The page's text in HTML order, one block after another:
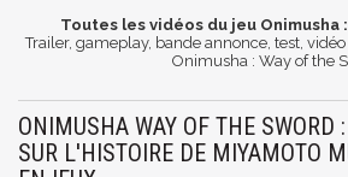
Toutes les vidéos du jeu Onimusha
Trailer, gameplay, bande annonce, test,
Onimusha : Way of the
ONIMUSHA WAY OF THE SWORD
SUR L'HISTOIRE DE MIYAMOTO